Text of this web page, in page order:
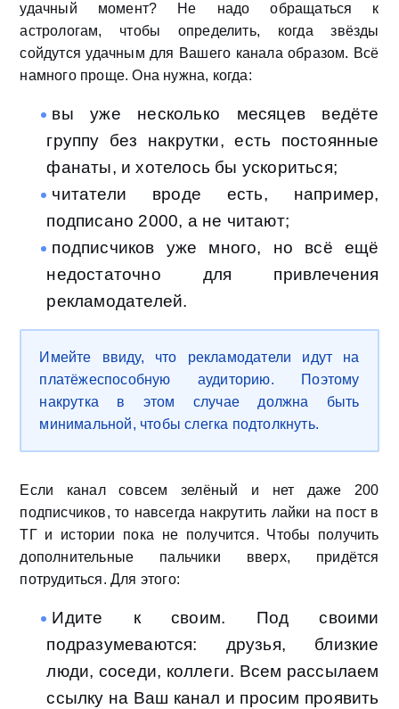
удачный момент? Не надо обращаться к
астрологам, чтобы определить, когда звёзды
сойдутся удачным для Вашего канала образом. Всё
намного проще. Она нужна, когда:
вы уже несколько месяцев ведёте
группу без накрутки, есть постоянные
фанаты, и хотелось бы ускориться;
читатели вроде есть, например,
подписано 2000, а не читают;
подписчиков уже много, но всё ещё
недостаточно для привлечения
рекламодателей.
Имейте ввиду, что рекламодатели идут на
платёжеспособную аудиторию. Поэтому
накрутка в этом случае должна быть
минимальной, чтобы слегка подтолкнуть.
Если канал совсем зелёный и нет даже 200
подписчиков, то навсегда накрутить лайки на пост в
ТГ и истории пока не получится. Чтобы получить
дополнительные пальчики вверх, придётся
потрудиться. Для этого:
Идите к своим. Под своими
подразумеваются: друзья, близкие
люди, соседи, коллеги. Всем рассылаем
ссылку на Ваш канал и просим проявить